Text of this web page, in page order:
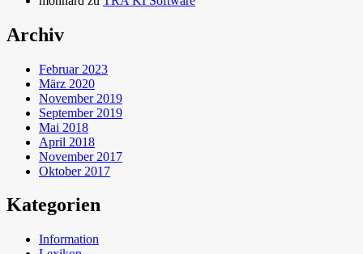
Archiv
Februar 2023
März 2020
November 2019
September 2019
Mai 2018
April 2018
November 2017
Oktober 2017
Kategorien
Information